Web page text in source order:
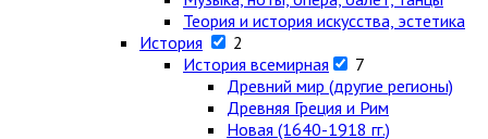
Теория и история искусства, эстетика
История
2
История всемирная
7
Древний мир (другие регионы)
Древняя Греция и Рим
Новая (1640-1918 гг.)